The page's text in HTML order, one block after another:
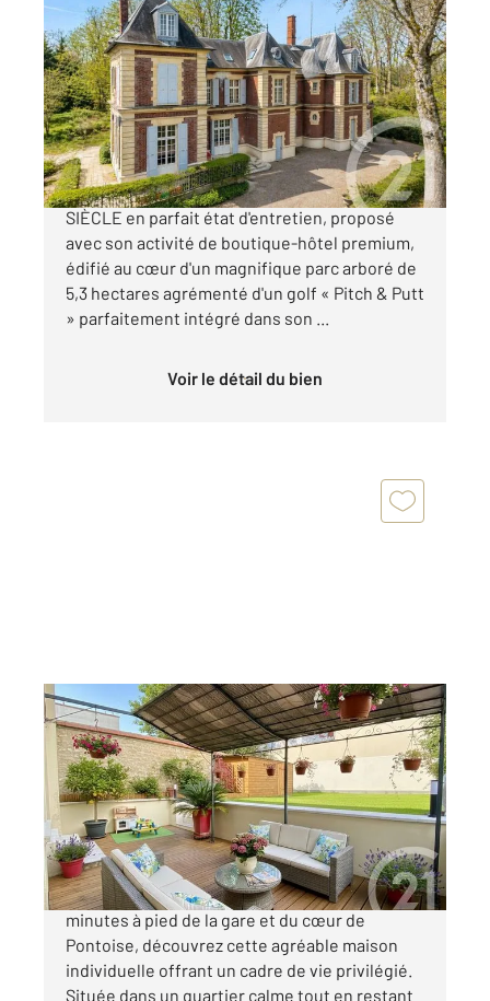
PONTOISE 95
596,60 m2, 18 pièces
Ref : 677674
Maison à vendre
1 990 000 €
EXCEPTIONNEL PETIT CHÂTEAU DU XIXe
SIÈCLE en parfait état d'entretien, proposé
avec son activité de boutique-hôtel premium,
édifié au cœur d'un magnifique parc arboré de
5,3 hectares agrémenté d'un golf « Pitch & Putt
» parfaitement intégré dans son ...
Voir le détail du bien
PONTOISE 95
68,25 m2, 3 pièces
Ref : 676926
Maison à vendre
299 900 €
PONTOISE CENTRE PROCHE GARE À quelques
minutes à pied de la gare et du cœur de
Pontoise, découvrez cette agréable maison
individuelle offrant un cadre de vie privilégié.
Située dans un quartier calme tout en restant